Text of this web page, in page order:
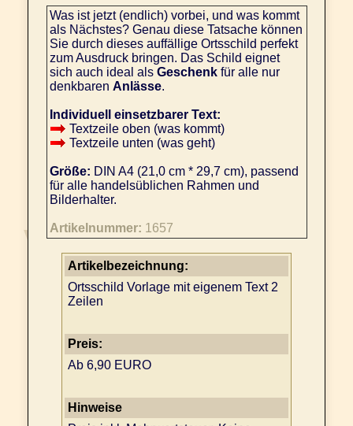
Was ist jetzt (endlich) vorbei, und was kommt
als Nächstes? Genau diese Tatsache können
Sie durch dieses auffällige Ortsschild perfekt
zum Ausdruck bringen. Das Schild eignet
sich auch ideal als Geschenkfür alle nur
denkbaren Anlässe.
Individuell einsetzbarer Text:
Textzeile oben (was kommt)
Textzeile unten (was geht)
Größe: DIN A4 (21,0 cm * 29,7 cm), passend
für alle handelsüblichen Rahmen und
Bilderhalter.
Artikelnummer: 1657
Artikelbezeichnung:
Ortsschild Vorlage mit eigenem Text 2
Zeilen
Preis:
Ab 6,90 EURO
Hinweise